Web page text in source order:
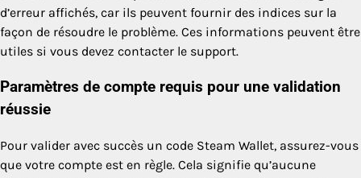
d’erreur affichés, car ils peuvent fournir des indices sur la
façon de résoudre le problème. Ces informations peuvent être
utiles si vous devez contacter le support.
Paramètres de compte requis pour une validation
réussie
Pour valider avec succès un code Steam Wallet, assurez-vous
que votre compte est en règle. Cela signifie qu’aucune